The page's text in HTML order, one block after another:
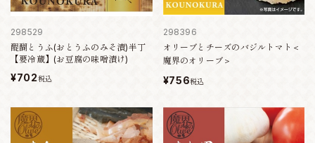
298529
醍醐とうふ(おとうふのみそ漬)半丁
【要冷蔵】(お豆腐の味噌漬け)
¥702税込
298396
オリーブとチーズのバジルトマト＜
魔界のオリーブ＞
¥756税込